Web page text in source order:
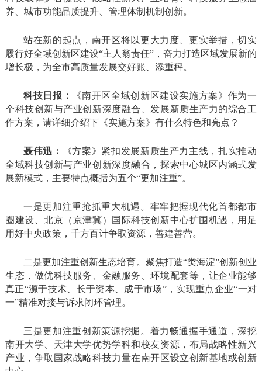
养、城市功能品质提升、管理体制机制创新。
站在新的起点，南开区将以更大力度、更实举措，切实
履行好全域创新区建设“主人翁责任”，奋力打造区域发展新的
增长极，为全市高质量发展交好账、添重秤。
科技日报：
《南开区全域创新区建设实施方案》作为一
个科技创新与产业创新深度融合、发展新质生产力的综合工
作方案，请详细介绍下《实施方案》有什么特色和亮点？
聂伟迅：
《方案》紧扣发展新质生产力主线，扎实推动
全域科技创新与产业创新深度融合，探索中心城区内涵式发
展新模式，主要特点概括为五个“更加注重”。
一是更加注重抢抓重大机遇。牢牢把握现代化首都都市
圈建设、北京（京津冀）国际科技创新中心扩围机遇，用足
用好中央政策，千方百计争取资源，善建善营。
二是更加注重创新生态培育。聚焦打造“类海淀”创新创业
生态，做优科技服务、金融服务、环境配套等，让企业能够
真正“源于技术、长于资本、成于市场”，实现重点企业“一对
一”精准对接与诉求闭环管理。
三是更加注重创新策源挖掘。着力畅通握手通道，深挖
南开大学、天津大学优势学科和校友资源，布局战略性新兴
产业，争取国家战略科技力量在南开区设立创新基地或创新